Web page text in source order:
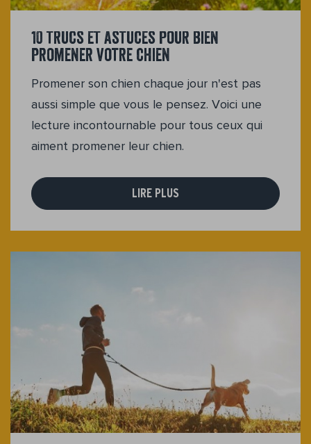
10 trucs et astuces pour bien
promener votre chien
Promener son chien chaque jour n'est pas
aussi simple que vous le pensez. Voici une
lecture incontournable pour tous ceux qui
aiment promener leur chien.
LIRE PLUS